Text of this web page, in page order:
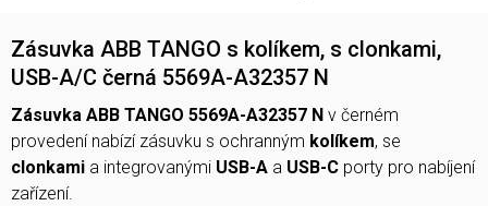
Zásuvka ABB TANGO s kolíkem, s clonkami,
USB-A/C černá 5569A-A32357 N
Zásuvka ABB TANGO 5569A-A32357 N v černém
provedení nabízí zásuvku s ochranným kolíkem, se
clonkami a integrovanými USB-A a USB-C porty pro nabíjení
zařízení.